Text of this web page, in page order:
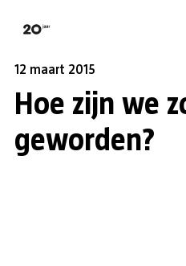
12 maart 2015
Hoe zijn we
geworden?